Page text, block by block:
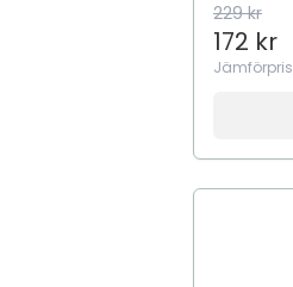
229 kr
172 kr
Jämförpris